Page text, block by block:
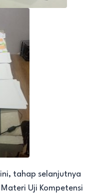
tahap selanjutnya
Uji Kompetensi